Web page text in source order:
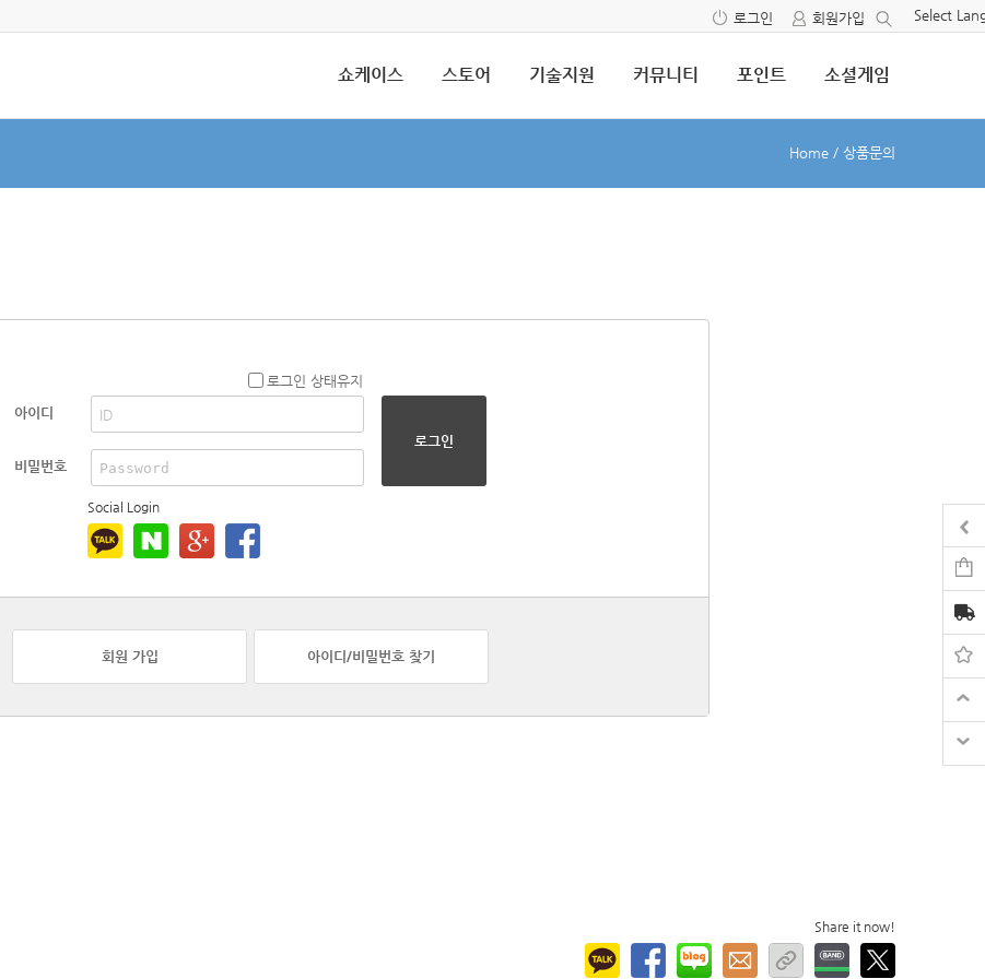
Select
로그인 회원가입
쇼케이스 스토어 기술지원 커뮤니티 포인트 소셜게임
Home / 상품문의
로그인 상태유지
아이디
비밀번호
로그인
Social Login
회원 가입 아이디/비밀번호 찾기
Share it now!